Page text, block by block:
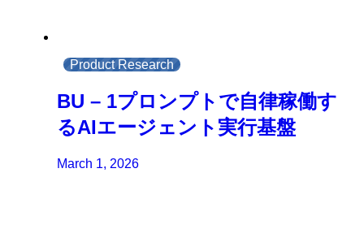
Product Research
BU – 1プロンプトで自律稼働す
るAIエージェント実行基盤
March 1, 2026